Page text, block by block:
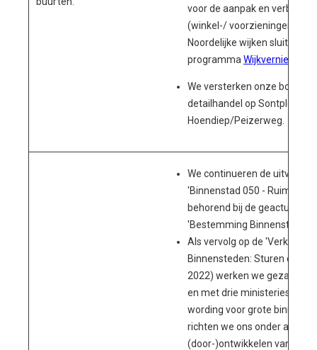
voor de aanpak en
(winkel-/
Noordelijke wijken sluiten wij
programma Wijkvernieuwing
We versterken onze
detailhandel op Sontplein
Hoendiep/Peizerweg.
We continueren de
'Binnenstad 050 - Ruimte
behorend bij de
'Bestemming Binnenstad'.
Als vervolg op de
Binnensteden: Sturen op
2022) werken we
en met drie ministeries aan
wording voor grote
richten we ons onder andere
(door-)ontwikkelen van het